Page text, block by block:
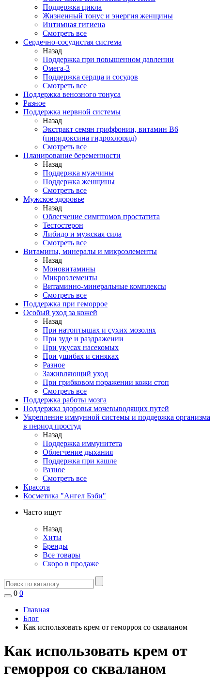
Поддержка цикла
Жизненный тонус и энергия женщины
Интимная гигиена
Смотреть все
Сердечно-сосудистая система
Назад
Поддержка при повышенном давлении
Омега-3
Поддержка сердца и сосудов
Смотреть все
Поддержка венозного тонуса
Разное
Поддержка нервной системы
Назад
Экстракт семян гриффонии, витамин В6
(пиридоксина гидрохлорид)
Смотреть все
Планирование беременности
Назад
Поддержка мужчины
Поддержка женщины
Смотреть все
Мужское здоровье
Назад
Облегчение симптомов простатита
Тестостерон
Либидо и мужская сила
Смотреть все
Витамины, минералы и микроэлементы
Назад
Моновитамины
Микроэлементы
Витаминно-минеральные комплексы
Смотреть все
Поддержка при геморрое
Особый уход за кожей
Назад
При натоптышах и сухих мозолях
При зуде и раздражении
При укусах насекомых
При ушибах и синяках
Разное
Заживляющий уход
При грибковом поражении кожи стоп
Смотреть все
Поддержка работы мозга
Поддержка здоровья мочевыводящих путей
Укрепление иммунной системы и поддержка организма
в период простуд
Назад
Поддержка иммунитета
Облегчение дыхания
Поддержка при кашле
Разное
Смотреть все
Красота
Косметика "Ангел Бэби"
Часто ищут
Назад
Хиты
Бренды
Все товары
Скоро в продаже
0 0
Главная
Блог
Как использовать крем от геморроя со скваланом
Как использовать крем от
геморроя со скваланом